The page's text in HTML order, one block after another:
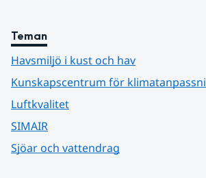
Teman
Havsmiljö i kust och hav
Kunskapscentrum för
Luftkvalitet
SIMAIR
Sjöar och vattendrag